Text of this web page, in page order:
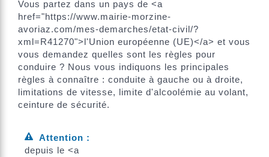
Vous partez dans un pays de <a
href="https://www.mairie-morzine-
avoriaz.com/mes-demarches/etat-civil/?
xml=R41270">l'Union européenne (UE)</a> et vous
vous demandez quelles sont les règles pour
conduire ? Nous vous indiquons les principales
règles à connaître : conduite à gauche ou à droite,
limitations de vitesse, limite d'alcoolémie au volant,
ceinture de sécurité.
Attention :
depuis le <a